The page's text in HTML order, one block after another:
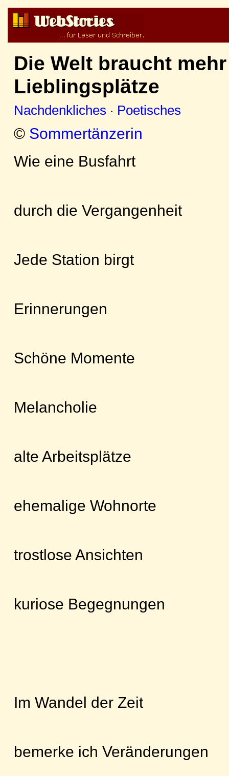
Die Welt braucht mehr
Lieblingsplätze
Nachdenkliches · Poetisches
© Sommertänzerin
Wie eine Busfahrt
durch die Vergangenheit
Jede Station birgt
Erinnerungen
Schöne Momente
Melancholie
alte Arbeitsplätze
ehemalige Wohnorte
trostlose Ansichten
kuriose Begegnungen
Im Wandel der Zeit
bemerke ich Veränderungen